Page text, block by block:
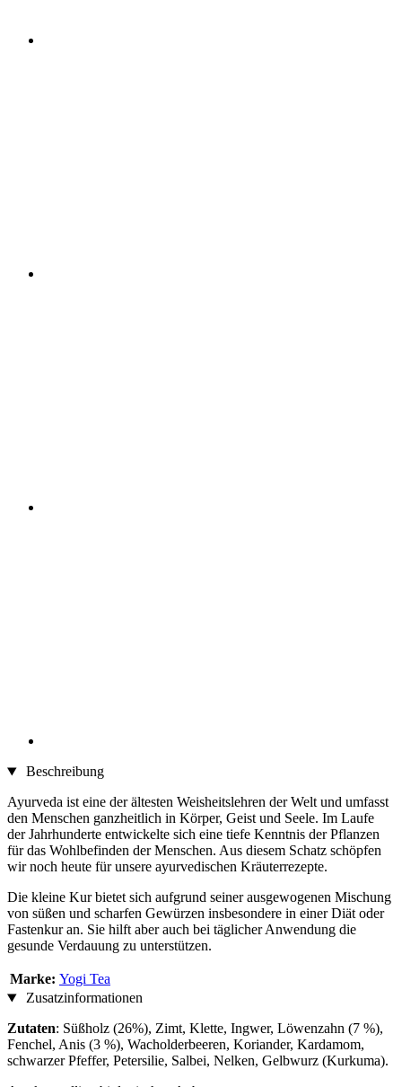
Beschreibung
Ayurveda ist eine der ältesten Weisheitslehren der Welt und umfasst
den Menschen ganzheitlich in Körper, Geist und Seele. Im Laufe
der Jahrhunderte entwickelte sich eine tiefe Kenntnis der Pflanzen
für das Wohlbefinden der Menschen. Aus diesem Schatz schöpfen
wir noch heute für unsere ayurvedischen Kräuterrezepte.
Die kleine Kur bietet sich aufgrund seiner ausgewogenen Mischung
von süßen und scharfen Gewürzen insbesondere in einer Diät oder
Fastenkur an. Sie hilft aber auch bei täglicher Anwendung die
gesunde Verdauung zu unterstützen.
Marke: Yogi Tea
Zusatzinformationen
Zutaten: Süßholz (26%), Zimt, Klette, Ingwer, Löwenzahn (7 %),
Fenchel, Anis (3 %), Wacholderbeeren, Koriander, Kardamom,
schwarzer Pfeffer, Petersilie, Salbei, Nelken, Gelbwurz (Kurkuma).